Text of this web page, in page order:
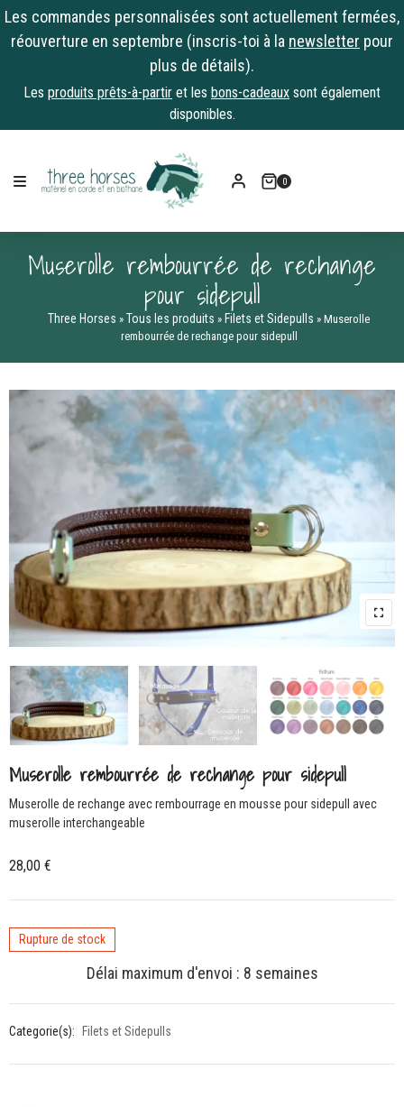
Les commandes personnalisées sont actuellement fermées,
réouverture en septembre (inscris-toi à la newsletter pour
plus de détails).
Les produits prêts-à-partir et les bons-cadeaux sont également
disponibles.
content
0
Muserolle rembourrée de rechange
pour sidepull
Three Horses » Tous les produits » Filets et Sidepulls » Muserolle
rembourrée de rechange pour sidepull
Muserolle rembourrée de rechange pour sidepull
Muserolle de rechange avec rembourrage en mousse pour sidepull avec
muserolle interchangeable
28,00 €
Rupture de stock
Délai maximum d'envoi : 8 semaines
Categorie(s): Filets et Sidepulls